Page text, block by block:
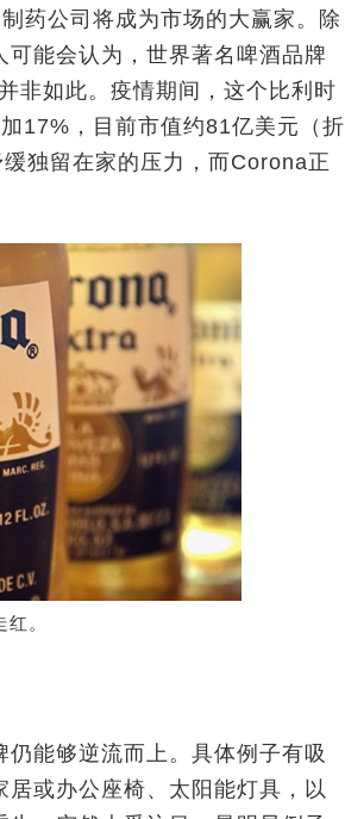
药公司将成为市场的大赢家。除
能会认为，世界著名啤酒品牌
非如此。疫情期间，这个比利时
17%，目前市值约81亿美元（折
独留在家的压力，而Corona正
。
能够逆流而上。具体例子有吸
或办公座椅、太阳能灯具，以